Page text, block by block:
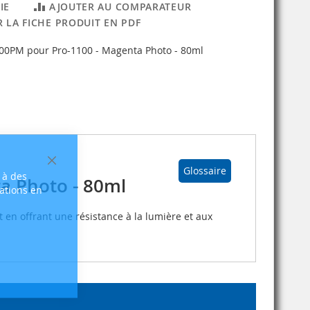
Fermer
des
en
AJOUTER AU COMPARATEUR
LA FICHE PRODUIT EN PDF
pour Pro-1100 - Magenta Photo - 80ml
Glossaire
Photo - 80ml
en offrant une résistance à la lumière et aux